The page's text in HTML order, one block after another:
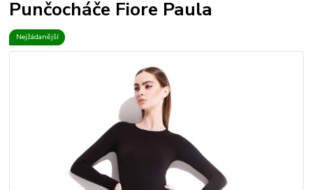
Punčocháče Fiore Paula
Nejžádanější